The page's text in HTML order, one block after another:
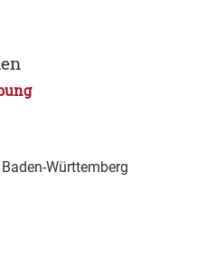
Württemberg